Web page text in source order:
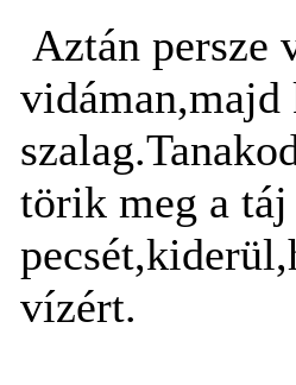
Aztán persze
vidáman,majd
törik meg a
vízért.